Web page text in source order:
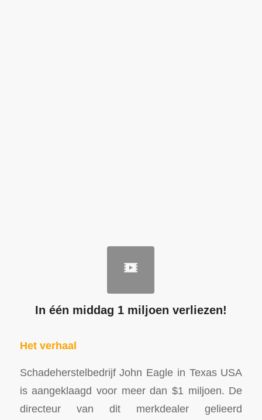
In één middag 1 miljoen verliezen!
Het verhaal
Schadeherstelbedrijf John Eagle in Texas USA
is aangeklaagd voor meer dan $1 miljoen. De
directeur van dit merkdealer gelieerd